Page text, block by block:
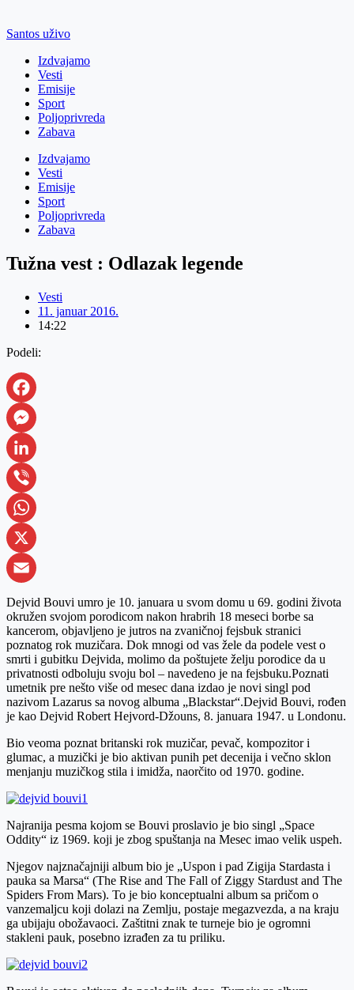
Santos uživo
Izdvajamo
Vesti
Emisije
Sport
Poljoprivreda
Zabava
Izdvajamo
Vesti
Emisije
Sport
Poljoprivreda
Zabava
Tužna vest : Odlazak legende
Vesti
11. januar 2016.
14:22
Podeli:
Facebook
Messenger
LinkedIn
Viber
WhatsApp
X
Dejvid Bouvi umro je 10. januara u svom domu u 69. godini života
okružen svojom porodicom nakon hrabrih 18 meseci borbe sa
kancerom, objavljeno je jutros na zvaničnoj fejsbuk stranici
poznatog rok muzičara. Dok mnogi od vas žele da podele vest o
smrti i gubitku Dejvida, molimo da poštujete želju porodice da u
privatnosti odboluju svoju bol – navedeno je na fejsbuku.Poznati
umetnik pre nešto više od mesec dana izdao je novi singl pod
nazivom Lazarus sa novog albuma „Blackstar“.Dejvid Bouvi, rođen
je kao Dejvid Robert Hejvord-Džouns, 8. januara 1947. u Londonu.
Bio veoma poznat britanski rok muzičar, pevač, kompozitor i
glumac, a muzički je bio aktivan punih pet decenija i večno sklon
menjanju muzičkog stila i imidža, naorčito od 1970. godine.
Najranija pesma kojom se Bouvi proslavio je bio singl „Space
Oddity“ iz 1969. koji je zbog spuštanja na Mesec imao velik uspeh.
Njegov najznačajniji album bio je „Uspon i pad Zigija Stardasta i
pauka sa Marsa“ (The Rise and The Fall of Ziggy Stardust and The
Spiders From Mars). To je bio konceptualni album sa pričom o
vanzemaljcu koji dolazi na Zemlju, postaje megazvezda, a na kraju
ga ubijaju obožavaoci. Zaštitni znak te turneje bio je ogromni
stakleni pauk, posebno izrađen za tu priliku.